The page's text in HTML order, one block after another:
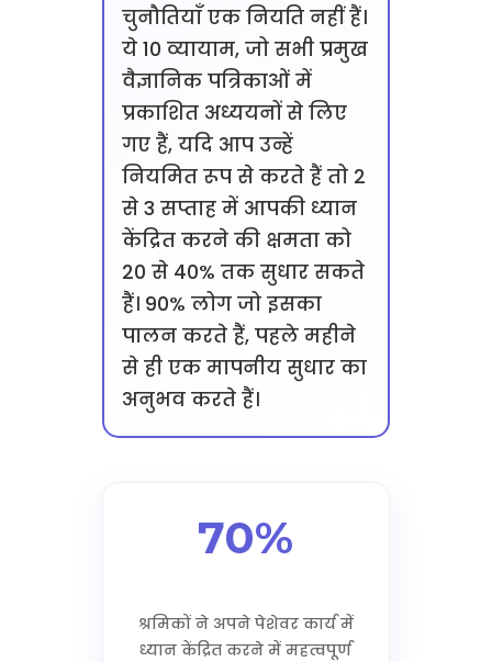
चुनौतियाँ एक नियति नहीं हैं।
ये 10 व्यायाम, जो सभी प्रमुख
वैज्ञानिक पत्रिकाओं में
प्रकाशित अध्ययनों से लिए
गए हैं, यदि आप उन्हें
नियमित रूप से करते हैं तो 2
से 3 सप्ताह में आपकी ध्यान
केंद्रित करने की क्षमता को
20 से 40% तक सुधार सकते
हैं। 90% लोग जो इसका
पालन करते हैं, पहले महीने
से ही एक मापनीय सुधार का
अनुभव करते हैं।
70%
श्रमिकों ने अपने पेशेवर कार्य में
ध्यान केंद्रित करने में महत्वपूर्ण